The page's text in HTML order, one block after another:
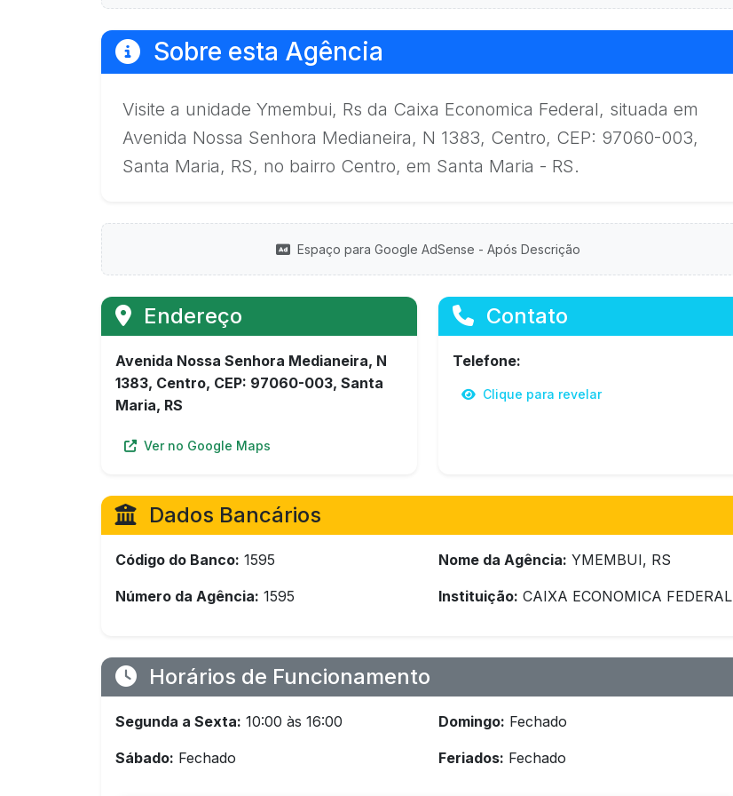
Sobre esta Agência
Visite a unidade Ymembui, Rs da Caixa Economica Federal, situada em
Avenida Nossa Senhora Medianeira, N 1383, Centro, CEP: 97060-003,
Santa Maria, RS, no bairro Centro, em Santa Maria - RS.
Espaço para Google AdSense - Após Descrição
Endereço
Avenida Nossa Senhora Medianeira, N
1383, Centro, CEP: 97060-003, Santa
Maria, RS
Ver no Google Maps
Contato
Telefone:
Clique para revelar
Dados Bancários
Código do Banco: 1595
Número da Agência: 1595
Nome da Agência: YMEMBUI, RS
Instituição: CAIXA ECONOMICA FEDERAL
Horários de Funcionamento
Segunda a Sexta: 10:00 às 16:00
Sábado: Fechado
Domingo: Fechado
Feriados: Fechado